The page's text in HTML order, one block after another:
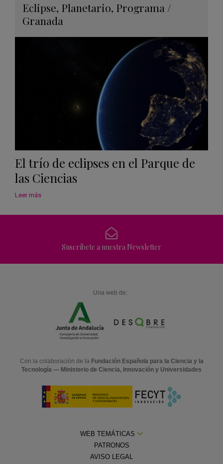
Eclipse, Planetario, Programa /
Granada
El trío de eclipses en el Parque de
las Ciencias
Leer más
Suscríbete a nuestra Newsletter
Una web de:
Con la colaboración de la Fundación Española para la Ciencia y la
Tecnología — Ministerio de Ciencia, Innovación y Universidades
WEB TEMÁTICAS
PATRONOS
AVISO LEGAL